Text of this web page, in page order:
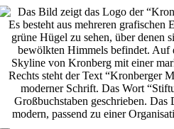
Zum
Inhalt
springen